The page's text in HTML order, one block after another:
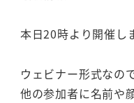
本日20時より開催し
ウェビナー形式なの
他の参加者に名前や